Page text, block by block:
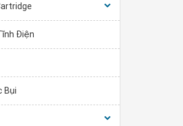
Điện
Bụi